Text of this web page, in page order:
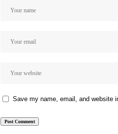
Save my name, email, and website